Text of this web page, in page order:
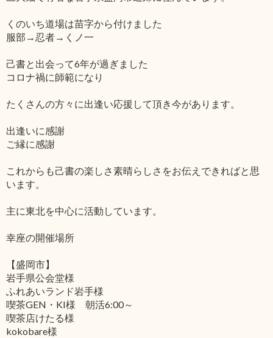
くのいち道場は苗字から付けました
服部→忍者→くノ一
己書と出会って6年が過ぎました
コロナ禍に師範になり
たくさんの方々に出逢い応援して頂き今があります。
出逢いに感謝
ご縁に感謝
これからも己書の楽しさ素晴らしさをお伝えできればと思
います。
主に東北を中心に活動しています。
幸座の開催場所
【盛岡市】
岩手県公会堂様
ふれあいランド岩手様
喫茶GEN・KI様 朝活6:00～
喫茶店けたる様
kokobare様